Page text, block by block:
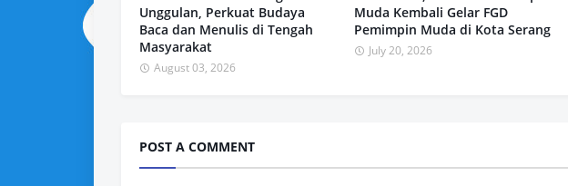
Unggulan, Perkuat Budaya
Baca dan Menulis di Tengah
Masyarakat
August 03, 2026
Muda Kembali Gelar FGD
Pemimpin Muda di Kota Serang
July 20, 2026
POST A COMMENT